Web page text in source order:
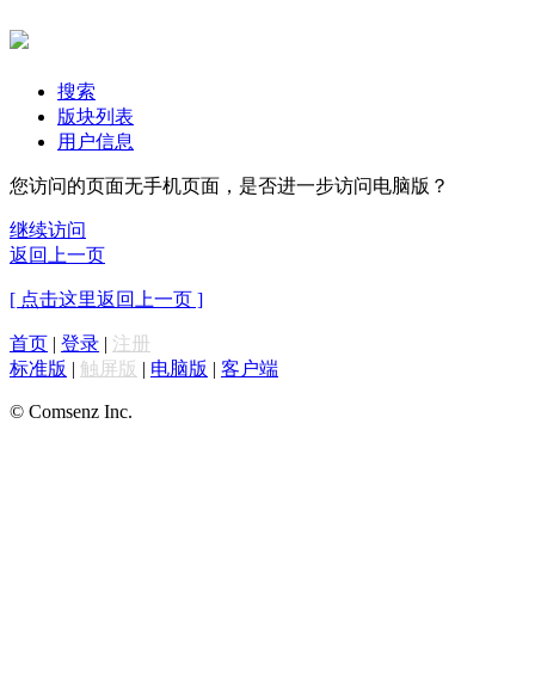
搜索
版块列表
用户信息
您访问的页面无手机页面，是否进一步访问电脑版？
继续访问
返回上一页
[ 点击这里返回上一页 ]
首页 | 登录 | 注册
标准版 | 触屏版 | 电脑版 | 客户端
© Comsenz Inc.